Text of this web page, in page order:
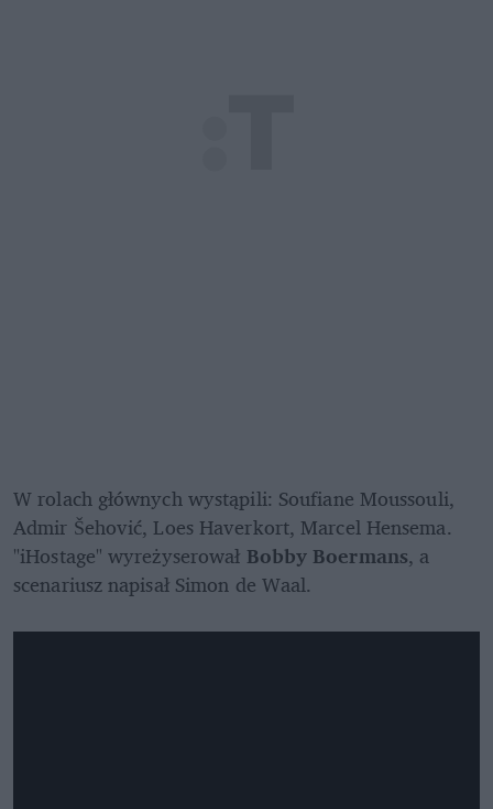
W rolach głównych wystąpili: Soufiane Moussouli,
Admir Šehović, Loes Haverkort, Marcel Hensema.
"iHostage" wyreżyserował Bobby Boermans, a
scenariusz napisał Simon de Waal.